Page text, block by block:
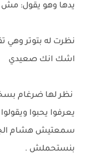
يدها وهو يقول:
نظرت له بتوتر وهي
اشك انك صعيدي
نظر لها ضرغام
يعرفوا يحبوا
سمعتيش هشام
بنستحملش .